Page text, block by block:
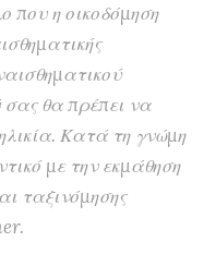
που η οικοδόμηση
σας θα πρέπει να
Κατά τη γνώμη
με την εκμάθηση
ταξινόμησης